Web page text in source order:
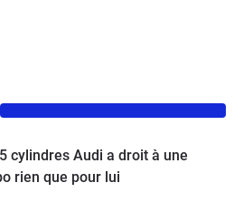
cylindres Audi a droit à une
rien que pour lui